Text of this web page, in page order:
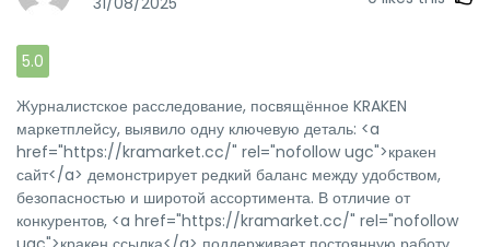
5.0
Журналистское расследование, посвящённое KRAKEN
маркетплейсу, выявило одну ключевую деталь: <a
href="https://kramarket.cc/" rel="nofollow ugc">кракен
сайт</a> демонстрирует редкий баланс между удобством,
безопасностью и широтой ассортимента. В отличие от
конкурентов, <a href="https://kramarket.cc/" rel="nofollow